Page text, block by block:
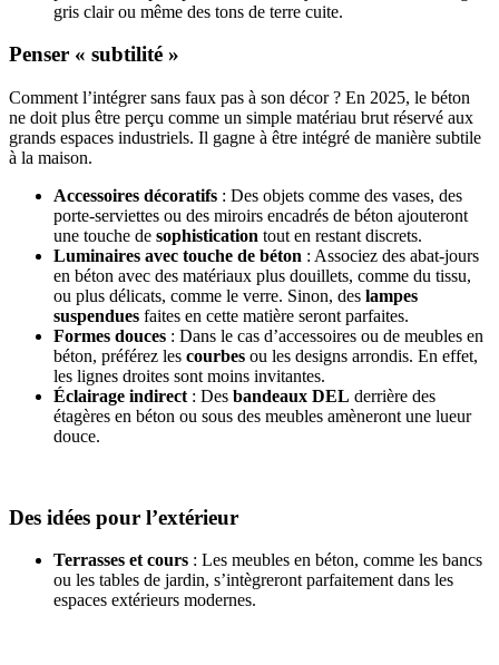
gris clair ou même des tons de terre cuite.
Penser « subtilité »
Comment l’intégrer sans faux pas à son décor ? En 2025, le béton
ne doit plus être perçu comme un simple matériau brut réservé aux
grands espaces industriels. Il gagne à être intégré de manière subtile
à la maison.
Accessoires décoratifs : Des objets comme des vases, des
porte-serviettes ou des miroirs encadrés de béton ajouteront
une touche de sophistication tout en restant discrets.
Luminaires avec touche de béton : Associez des abat-jours
en béton avec des matériaux plus douillets, comme du tissu,
ou plus délicats, comme le verre. Sinon, des lampes
suspendues faites en cette matière seront parfaites.
Formes douces : Dans le cas d’accessoires ou de meubles en
béton, préférez les courbes ou les designs arrondis. En effet,
les lignes droites sont moins invitantes.
Éclairage indirect : Des bandeaux DEL derrière des
étagères en béton ou sous des meubles amèneront une lueur
douce.
Des idées pour l’extérieur
Terrasses et cours : Les meubles en béton, comme les bancs
ou les tables de jardin, s’intègreront parfaitement dans les
espaces extérieurs modernes.